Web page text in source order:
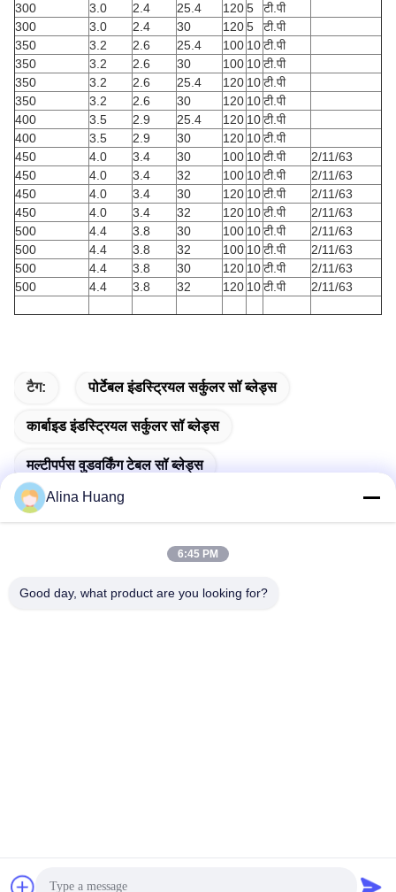
300
3.0 2.4 25.4 1205
टी.पी
300
3.0 2.4 30 1205
टी.पी
350
3.2 2.6 25.4 100 10टी.पी
350
3.2 2.6 30 100 10टी.पी
350
3.2 2.6 25.4 120 10टी.पी
350
3.2 2.6 30 120 10टी.पी
400
3.5 2.9 25.4 120 10टी.पी
400
3.5 2.9 30 120 10टी.पी
450
4.0 3.4 30 100 10टी.पी
2/11/63
450
4.0 3.4 32 100 10टी.पी
2/11/63
450
4.0 3.4 30 120 10टी.पी
2/11/63
450
4.0 3.4 32 120 10टी.पी
2/11/63
500
4.4 3.8 30 100 10टी.पी
2/11/63
500
4.4 3.8 32 100 10टी.पी
2/11/63
500
4.4 3.8 30 120 10टी.पी
2/11/63
500
4.4 3.8 32 120 10टी.पी 2/11/63
टैग: पोर्टेबल इंडस्ट्रियल सर्कुलर सॉ ब्लेड्स
कार्बाइड इंडस्ट्रियल सर्कुलर सॉ ब्लेड्स
मल्टीपर्पस वुडवर्किंग टेबल सॉ ब्लेड्स
कॉपीराइट © 2022-2026 Foshan Nanhai Yongtai Saw Co., Ltd . सब
Alina Huang
6:45 PM
Good day, what product are you looking for?